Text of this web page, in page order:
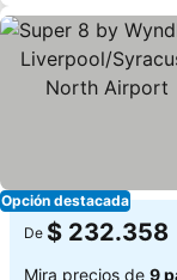
Opción destacada
De $ 232.358
Mira precios de 9